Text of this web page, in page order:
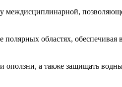
междисциплинарной,
полярных областях,
оползни, а также защищать